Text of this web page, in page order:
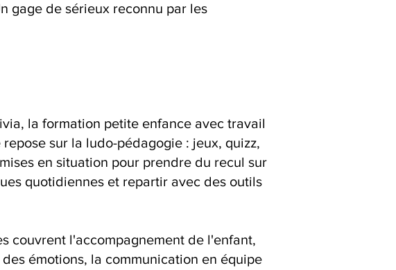
gage de sérieux reconnu par les
la formation petite enfance avec travail
repose sur la ludo-pédagogie : jeux, quizz,
en situation pour prendre du recul sur
quotidiennes et repartir avec des outils
couvrent l'accompagnement de l'enfant,
émotions, la communication en équipe